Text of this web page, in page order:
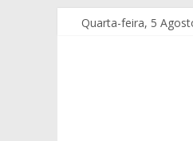
Quarta-feira, 5